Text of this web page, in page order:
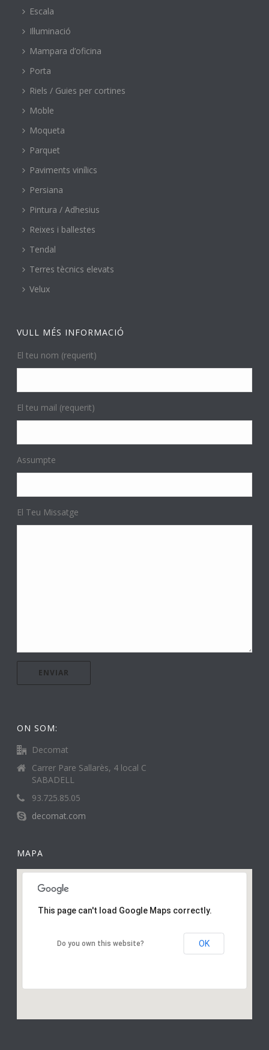
Escala
Il·luminació
Mampara d’oficina
Porta
Riels / Guies per cortines
Moble
Moqueta
Parquet
Paviments vinílics
Persiana
Pintura / Adhesius
Reixes i ballestes
Tendal
Terres tècnics elevats
Velux
VULL MÉS INFORMACIÓ
El teu nom (requerit)
El teu mail (requerit)
Assumpte
El Teu Missatge
ON SOM:
Decomat
Carrer Pare Sallarès, 4 local C
SABADELL
93.725.85.05
decomat.com
MAPA
This page can't load Google Maps correctly.
Do you own this website? OK